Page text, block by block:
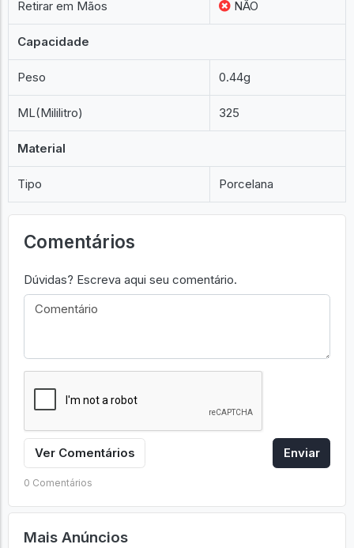
Retirar em Mãos NÃO
Capacidade
Peso 0.44g
ML(Mililitro) 325
Material
Tipo Porcelana
Comentários
Dúvidas? Escreva aqui seu comentário.
Ver Comentários Enviar
0 Comentários
Mais Anúncios